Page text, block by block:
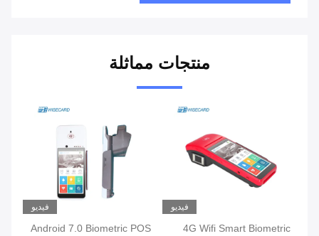
منتجات مماثلة
فيديو
4G Wifi Smart Biometric
فيديو
Android 7.0 Biometric POS